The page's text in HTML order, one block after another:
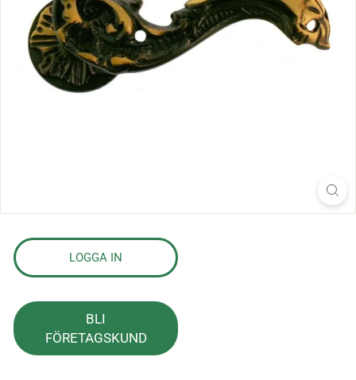
LOGGA IN
BLI
FÖRETAGSKUND